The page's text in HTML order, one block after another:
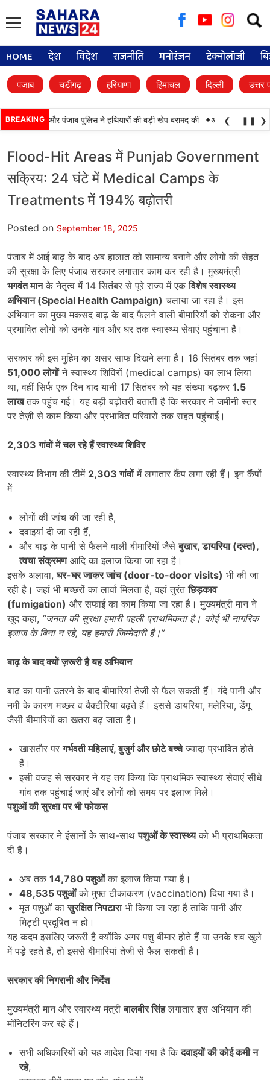
for:
HOME देश विदेश राजनीति मनोरंजन टेक्नोलॉजी
पंजाब चंडीगढ़ हरियाणा हिमाचल दिल्ली उत्तर
BREAKINGBSF और पंजाब पुलिस ने हथियारों की बड़ी खेप बरामद की • अमन अरोड़ा ने
❮ ❚❚ ❯
Flood-Hit Areas में Punjab Government
सक्रिय: 24 घंटे में Medical Camps के
Treatments में 194% बढ़ोतरी
Posted on September 18, 2025
पंजाब में आई बाढ़ के बाद अब हालात को सामान्य बनाने और लोगों की सेहत
की सुरक्षा के लिए पंजाब सरकार लगातार काम कर रही है। मुख्यमंत्री
भगवंत मानके नेतृत्व में 14 सितंबर से पूरे राज्य में एकविशेष स्वास्थ्य
अभियान (Special Health Campaign) चलाया जा रहा है। इस
अभियान का मुख्य मकसद बाढ़ के बाद फैलने वाली बीमारियों को रोकना और
प्रभावित लोगों को उनके गांव और घर तक स्वास्थ्य सेवाएं पहुंचाना है।
सरकार की इस मुहिम का असर साफ दिखने लगा है। 16 सितंबर तक जहां
51,000लोगोंने स्वास्थ्य शिविरों (medical camps) का लाभ लिया
था, वहीं सिर्फ एक दिन बाद यानी 17 सितंबर को यह संख्या बढ़कर 1.5
लाखतक पहुंच गई। यह बड़ी बढ़ोतरी बताती है कि सरकार ने जमीनी स्तर
पर तेज़ी से काम किया और प्रभावित परिवारों तक राहत पहुंचाई।
2,303गांवों में चल रहे हैं स्वास्थ्य शिविर
स्वास्थ्य विभाग की टीमें 2,303गांवोंमें लगातार कैंप लगा रही हैं। इन कैंपों
में
लोगों की जांच की जा रही है,
दवाइयां दी जा रही हैं,
और बाढ़ के पानी से फैलने वाली बीमारियों जैसेबुखार,डायरिया (दस्त),
त्वचा संक्रमणआदि का इलाज किया जा रहा है।
इसके अलावा,घर-घर जाकर जांच (door-to-door visits) भी की जा
रही है। जहां भी मच्छरों का लार्वा मिलता है, वहां तुरंतछिड़काव
(fumigation) और सफाई का काम किया जा रहा है। मुख्यमंत्री मान ने
खुद कहा, “जनता की सुरक्षा हमारी पहली प्राथमिकता है। कोई भी नागरिक
इलाज के बिना न रहे, यह हमारी जिम्मेदारी है।”
बाढ़ के बाद क्यों ज़रूरी है यह अभियान
बाढ़ का पानी उतरने के बाद बीमारियां तेजी से फैल सकती हैं। गंदे पानी और
नमी के कारण मच्छर व बैक्टीरिया बढ़ते हैं। इससे डायरिया, मलेरिया, डेंगू
जैसी बीमारियों का खतरा बढ़ जाता है।
खासतौर परगर्भवती महिलाएं,बुजुर्ग और छोटे बच्चेज्यादा प्रभावित होते
हैं।
इसी वजह से सरकार ने यह तय किया कि प्राथमिक स्वास्थ्य सेवाएं सीधे
गांव तक पहुंचाई जाएं और लोगों को समय पर इलाज मिले।
पशुओं की सुरक्षा पर भी फोकस
पंजाब सरकार ने इंसानों के साथ-साथपशुओं के स्वास्थ्यको भी प्राथमिकता
दी है।
अब तक 14,780पशुओंका इलाज किया गया है।
48,535पशुओंको मुफ्त टीकाकरण (vaccination) दिया गया है।
मृत पशुओं कासुरक्षित निपटाराभी किया जा रहा है ताकि पानी और
मिट्टी प्रदूषित न हो।
यह कदम इसलिए जरूरी है क्योंकि अगर पशु बीमार होते हैं या उनके शव खुले
में पड़े रहते हैं, तो इससे बीमारियां तेजी से फैल सकती हैं।
सरकार की निगरानी और निर्देश
मुख्यमंत्री मान और स्वास्थ्य मंत्रीबालबीर सिंहलगातार इस अभियान की
मॉनिटरिंग कर रहे हैं।
सभी अधिकारियों को यह आदेश दिया गया है किदवाइयों की कोई कमी न
रहे,